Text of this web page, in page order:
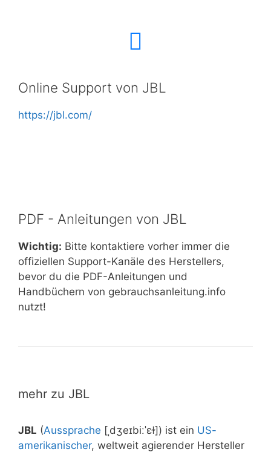
Online Support von JBL
https://jbl.com/
PDF - Anleitungen von JBL
Wichtig: Bitte kontaktiere vorher immer die
offiziellen Support-Kanäle des Herstellers,
bevor du die PDF-Anleitungen und
Handbüchern von gebrauchsanleitung.info
nutzt!
mehr zu JBL
JBL (Aussprache [ ˌdʒeɪbiːˈɛɫ]) ist ein US-
amerikanischer, weltweit agierender Hersteller